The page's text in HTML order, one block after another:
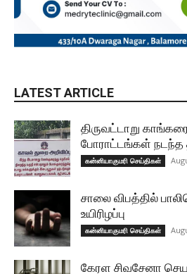
LATEST ARTICLE
திருவட்டாறு
போராட்டங்கள் நடந்த
கன்னியாகுமரி செய்திகள்
சாலை விபத்தில்
உயிரிழப்பு
கன்னியாகுமரி செய்திகள்
கேரள சிவசேனா